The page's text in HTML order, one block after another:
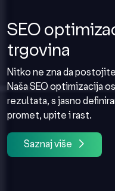
SEO
trgovina
Nitko ne zna da
Naša SEO optimizacija
rezultata, s jasno
promet, upite i rast.
Saznaj više